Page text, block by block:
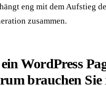
eng mit dem Aufstieg
zusammen.
WordPress
brauchen Sie